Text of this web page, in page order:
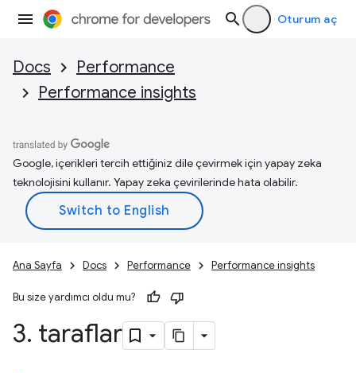
Oturum aç
Docs
Performance
Performance insights
Google, içerikleri tercih ettiğiniz dile çevirmek için yapay zeka
teknolojisini kullanır. Yapay zeka çevirilerinde hata olabilir.
Ana Sayfa Docs Performance Performance insights
Bu size yardımcı oldu mu?
3. taraflar